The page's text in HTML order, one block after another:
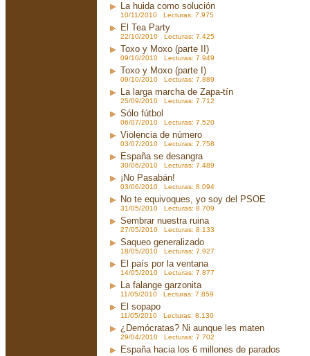
La huida como solución
10/11/2010 Lecturas: 7.975
El Tea Party
22/10/2010 Lecturas: 7.425
Toxo y Moxo (parte II)
09/10/2010 Lecturas: 7.949
Toxo y Moxo (parte I)
09/10/2010 Lecturas: 7.889
La larga marcha de Zapa-tín
25/09/2010 Lecturas: 7.712
Sólo fútbol
06/07/2010 Lecturas: 7.520
Violencia de número
03/07/2010 Lecturas: 7.758
España se desangra
30/06/2010 Lecturas: 7.489
¡No Pasabán!
03/06/2010 Lecturas: 8.094
No te equivoques, yo soy del PSOE
31/05/2010 Lecturas: 8.709
Sembrar nuestra ruina
27/05/2010 Lecturas: 8.133
Saqueo generalizado
18/05/2010 Lecturas: 7.927
El país por la ventana
14/05/2010 Lecturas: 7.877
La falange garzonita
11/05/2010 Lecturas: 7.859
El sopapo
11/05/2010 Lecturas: 8.130
¿Demócratas? Ni aunque les maten
29/04/2010 Lecturas: 7.702
España hacia los 6 millones de parados